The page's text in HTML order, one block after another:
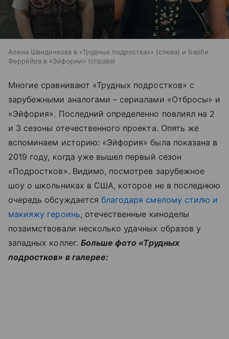
Алена Швиденкова в «Трудных подростках» (слева) и Барби
Феррейра в «Эйфории» (справа)
Многие сравнивают «Трудных подростков» с
зарубежными аналогами – сериалами «Отбросы» и
«Эйфория». Последний определенно повлиял на 2
и 3 сезоны отечественного проекта. Опять же
вспоминаем историю: «Эйфория» была показана в
2019 году, когда уже вышел первый сезон
«Подростков». Видимо, посмотрев зарубежное
шоу о школьниках в США, которое не в последнюю
очередь обсуждается благодаря смелому стилю и
макияжу героинь, отечественные киноделы
позаимствовали несколько удачных образов у
западных коллег. Больше фото «Трудных
подростков» в галерее: